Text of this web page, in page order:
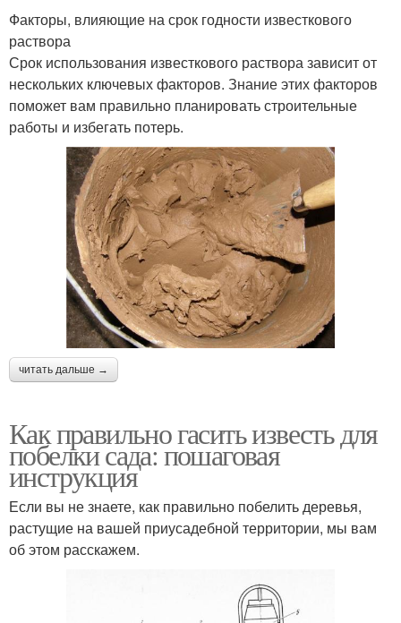
Факторы, влияющие на срок годности известкового
раствора
Срок использования известкового раствора зависит от
нескольких ключевых факторов. Знание этих факторов
поможет вам правильно планировать строительные
работы и избегать потерь.
читать дальше →
Как правильно гасить известь для
побелки сада: пошаговая
инструкция
Если вы не знаете, как правильно побелить деревья,
растущие на вашей приусадебной территории, мы вам
об этом расскажем.